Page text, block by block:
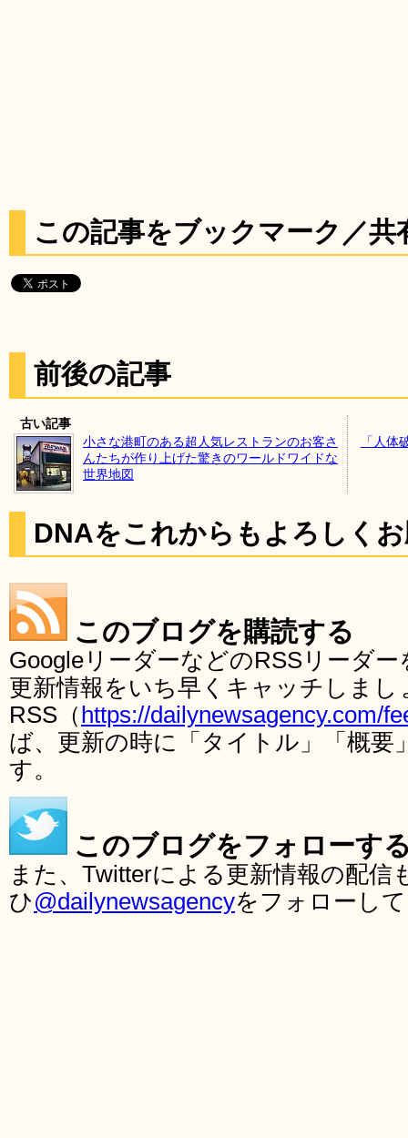
この記事をブックマーク／共
前後の記事
古い記事
小さな港町のある超人気レストランのお客さ
んたちが作り上げた驚きのワールドワイドな
世界地図
「人体
DNAをこれからもよろしく
このブログを購読する
GoogleリーダーなどのRSSリーダ
更新情報をいち早くキャッチしま
RSS（ https://dailynewsagency.com/
ば、更新の時に「タイトル」「概要
す。
このブログをフォローす
また、Twitterによる更新情報の配
ひ@dailynewsagencyをフォローし